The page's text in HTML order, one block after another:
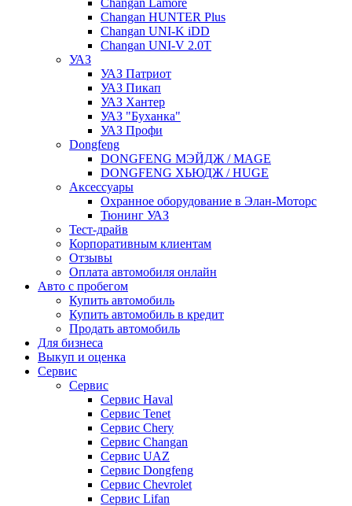
Changan Lamore
Changan HUNTER Plus
Changan UNI-K iDD
Changan UNI-V 2.0T
УАЗ
УАЗ Патриот
УАЗ Пикап
УАЗ Хантер
УАЗ "Буханка"
УАЗ Профи
Dongfeng
DONGFENG МЭЙДЖ / MAGE
DONGFENG ХЬЮДЖ / HUGE
Аксессуары
Охранное оборудование в Элан-Моторс
Тюнинг УАЗ
Тест-драйв
Корпоративным клиентам
Отзывы
Оплата автомобиля онлайн
Авто с пробегом
Купить автомобиль
Купить автомобиль в кредит
Продать автомобиль
Для бизнеса
Выкуп и оценка
Сервис
Сервис
Сервис Haval
Сервис Tenet
Сервис Chery
Сервис Changan
Сервис UAZ
Сервис Dongfeng
Сервис Chevrolet
Сервис Lifan